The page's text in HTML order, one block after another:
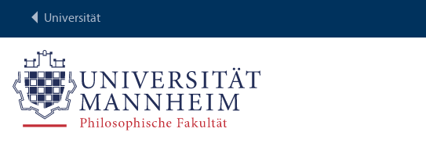
Universität